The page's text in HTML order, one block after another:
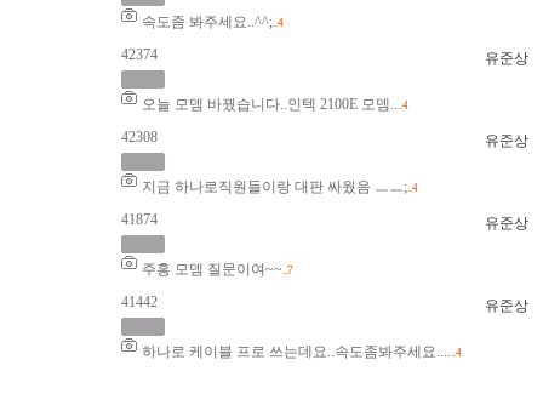
속도좀 봐주세요..^^;..4
42374
오늘 모뎀 바꿨습니다..인텍 2100E 모뎀....4
유준상
42308
지금 하나로직원들이랑 대판 싸웠음 ㅡㅡ;..4
유준상
41874
주홍 모뎀 질문이여~~..7
유준상
41442
하나로 케이블 프로 쓰는데요..속도좀봐주세요......4
유준상